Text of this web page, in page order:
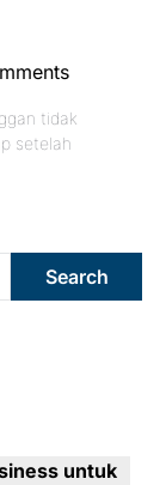
tidak
setelah
Search
untuk